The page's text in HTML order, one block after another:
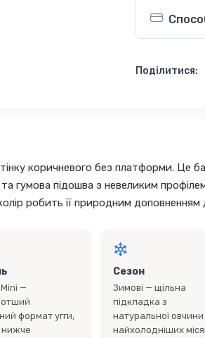
Поділитися:
коричневого без платформи. Це
гумова підошва з невеликим
робить її природним
—
формат угги,
нижче
Сезон
Зимові — щільна
підкладка з
натуральної
найхолодніших